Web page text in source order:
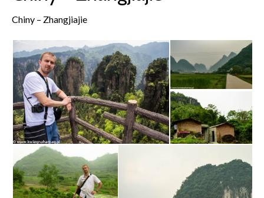
Chiny – Zhangjiajie